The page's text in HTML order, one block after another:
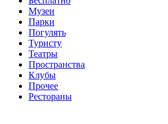
Музеи
Парки
Погулять
Туристу
Театры
Пространства
Клубы
Прочее
Рестораны